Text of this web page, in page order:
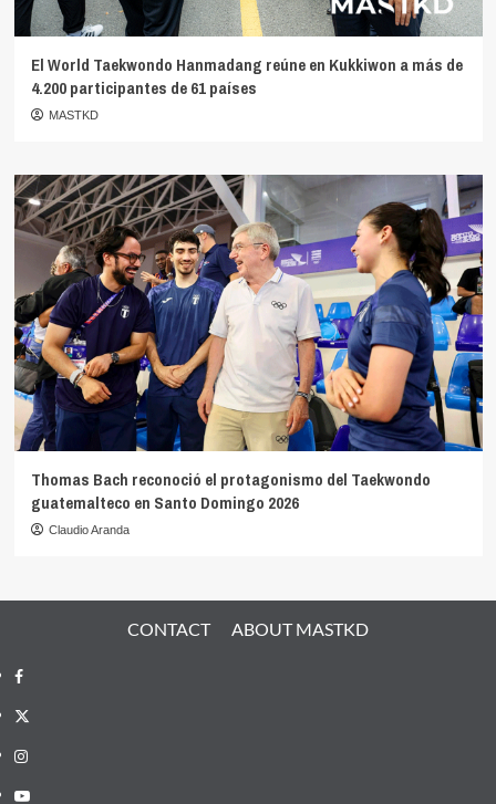
El World Taekwondo Hanmadang reúne en Kukkiwon a más de
4.200 participantes de 61 países
MASTKD
Thomas Bach reconoció el protagonismo del Taekwondo
guatemalteco en Santo Domingo 2026
Claudio Aranda
CONTACT ABOUT MASTKD
Facebook
X
Instagram
YouTube